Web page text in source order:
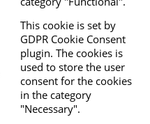
This cookie is set by
GDPR Cookie Consent
plugin. The cookies is
used to store the user
consent for the cookies
in the category
"Necessary".